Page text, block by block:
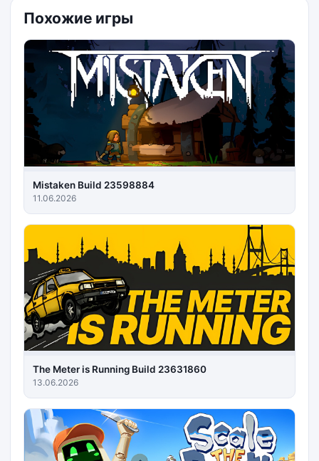
Похожие игры
Mistaken Build 23598884
11.06.2026
The Meter is Running Build 23631860
13.06.2026